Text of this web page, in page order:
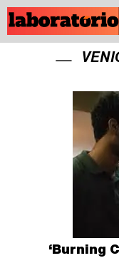
‘Burning